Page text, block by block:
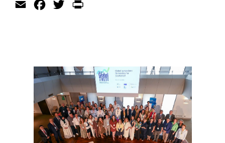
Email Facebook
Twitter